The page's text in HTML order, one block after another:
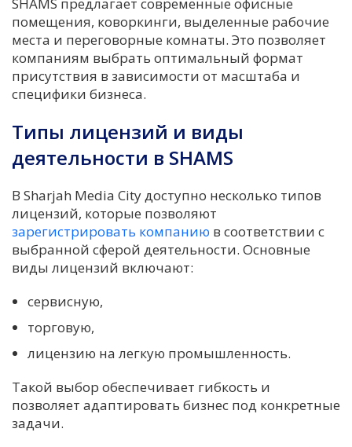
помещения, коворкинги, выделенные рабочие
места и переговорные комнаты. Это позволяет
компаниям выбрать оптимальный формат
присутствия в зависимости от масштаба и
специфики бизнеса.
Типы лицензий и виды
деятельности в SHAMS
В Sharjah Media City доступно несколько типов
лицензий, которые позволяют
зарегистрировать компанию в соответствии с
выбранной сферой деятельности. Основные
виды лицензий включают:
сервисную,
торговую,
лицензию на легкую промышленность.
Такой выбор обеспечивает гибкость и
позволяет адаптировать бизнес под конкретные
задачи.